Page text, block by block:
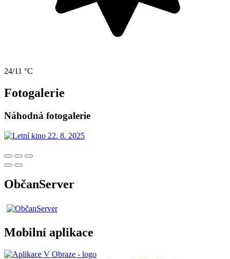
24/11 °C
Fotogalerie
Náhodná fotogalerie
ObčanServer
Mobilní aplikace